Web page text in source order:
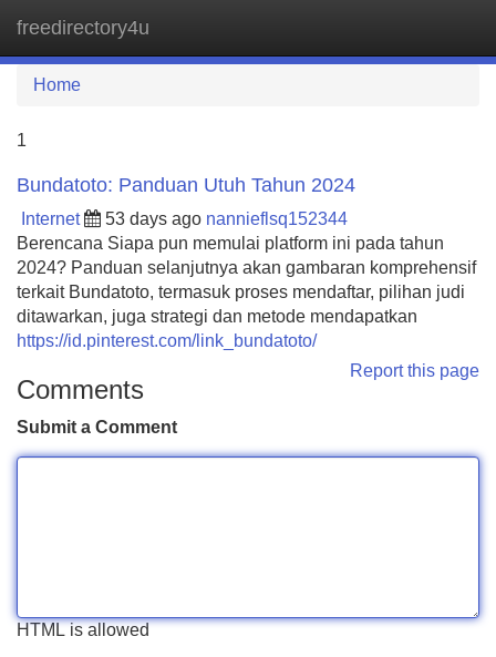
freedirectory4u
Home
1
Bundatoto: Panduan Utuh Tahun 2024
Internet 53 days ago nannieflsq152344
Berencana Siapa pun memulai platform ini pada tahun
2024? Panduan selanjutnya akan gambaran komprehensif
terkait Bundatoto, termasuk proses mendaftar, pilihan judi
ditawarkan, juga strategi dan metode mendapatkan
https://id.pinterest.com/link_bundatoto/
Report this page
Comments
Submit a Comment
HTML is allowed